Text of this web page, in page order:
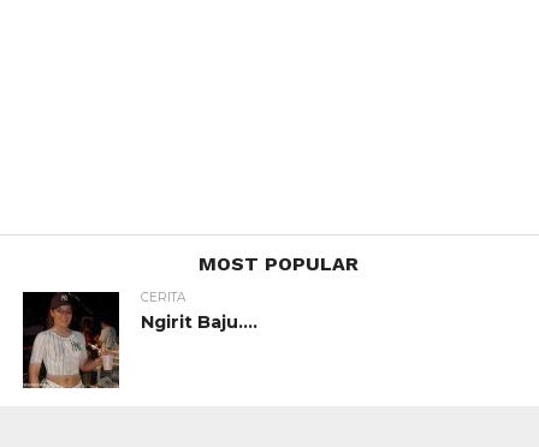
MOST POPULAR
CERITA
Ngirit Baju….